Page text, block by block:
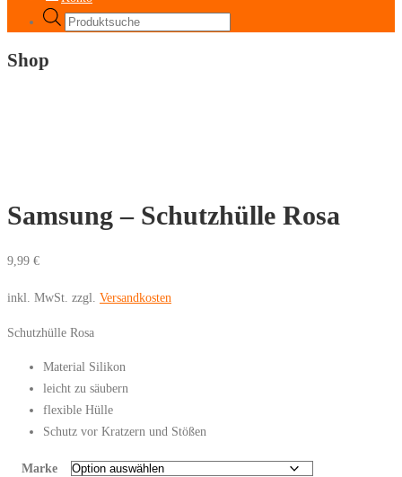
Products
Shop
Samsung – Schutzhülle Rosa
9,99 €
inkl. MwSt. zzgl. Versandkosten
Schutzhülle Rosa
Material Silikon
leicht zu säubern
flexible Hülle
Schutz vor Kratzern und Stößen
Marke